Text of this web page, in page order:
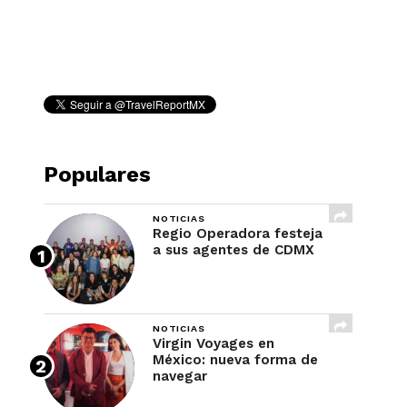
Populares
NOTICIAS
Regio Operadora festeja
a sus agentes de CDMX
NOTICIAS
Virgin Voyages en
México: nueva forma de
navegar